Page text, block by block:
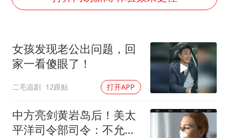
专家：出口是当前资产定价的宏观条件
几元成本的AI广告导致千万市值蒸发
浙江台州《告全体市民书》
酒店回应车内过夜被收150元
乐享全民健身 共筑健康中国
女孩发现老公出问题，回
家一看傻眼了！
二毛追剧 12跟贴 打开APP
中方亮剑黄岩岛后！美太
平洋司令部司令：不允许